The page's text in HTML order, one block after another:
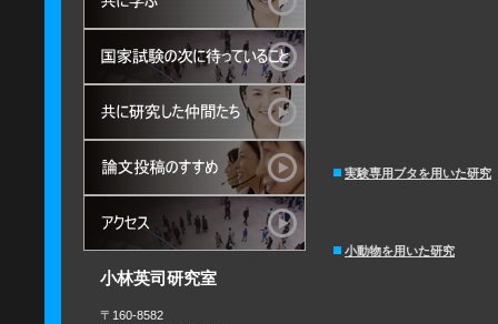
実験専用ブタを用いた研究
小動物を用いた研究
小林英司研究室
〒160-8582